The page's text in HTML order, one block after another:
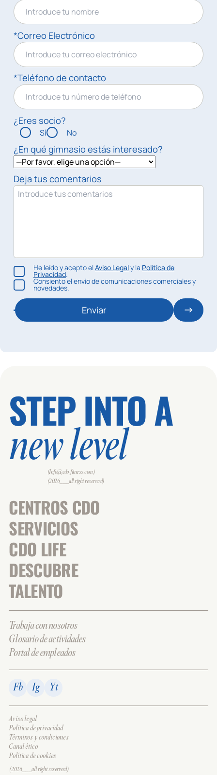
*Correo Electrónico
*Teléfono de contacto
¿Eres socio?
Sí No
¿En qué gimnasio estás interesado?
Deja tus comentarios
He leído y acepto elAviso Legaly la Política de
Privacidad.
Consiento el envío de comunicaciones comerciales y
novedades.
Enviar
STEP INTO A
new level
(Info@cdo-fitness.com)
(2026___all right reserverd)
CENTROS CDO
SERVICIOS
CDO LIFE
DESCUBRE
TALENTO
Trabaja con nosotros
Glosario de actividades
Portal de empleados
Fb Ig Yt
Aviso legal
Política de privacidad
Términos y condiciones
Canal ético
Política de cookies
(2026___all right reserverd)